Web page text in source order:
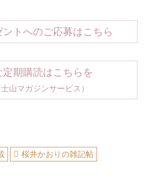
トへのご応募はこちら
定期購読はこちらを
山マガジンサービス）
桜井かおりの雑記帖